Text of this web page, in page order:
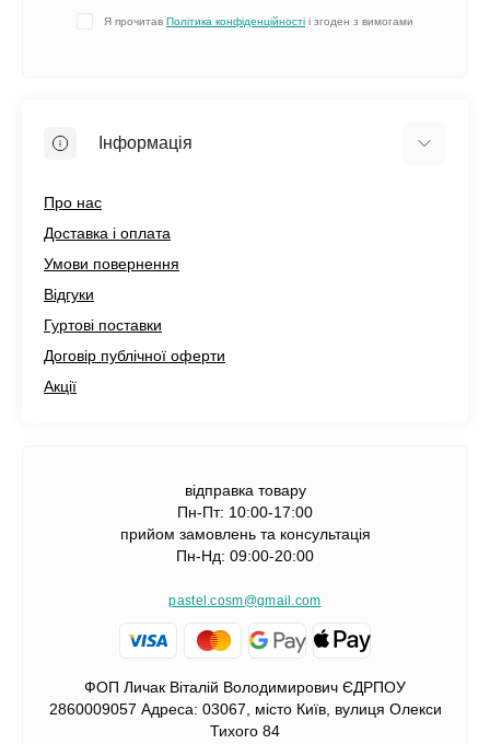
Я прочитав Політика конфіденційності і згоден з вимогами
Інформація
Про нас
Доставка і оплата
Умови повернення
Відгуки
Гуртові поставки
Договір публічної оферти
Акції
відправка товару
Пн-Пт: 10:00-17:00
прийом замовлень та консультація
Пн-Нд: 09:00-20:00
pastel.cosm@gmail.com
ФОП Личак Віталій Володимирович ЄДРПОУ
2860009057 Адреса: 03067, місто Київ, вулиця Олекси
Тихого 84